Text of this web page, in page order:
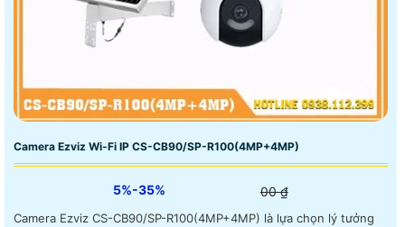
Camera Ezviz Wi-Fi IP CS-CB90/SP-R100(4MP+4MP)
5%-35% 00 ₫
Camera Ezviz CS-CB90/SP-R100(4MP+4MP) là lựa chọn lý tưởng